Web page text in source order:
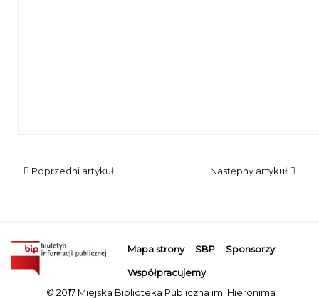
Poprzedni artykuł Następny artykuł
Mapa strony SBP Sponsorzy
Współpracujemy
© 2017 Miejska Biblioteka Publiczna im. Hieronima